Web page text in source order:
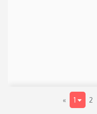
« 1 2